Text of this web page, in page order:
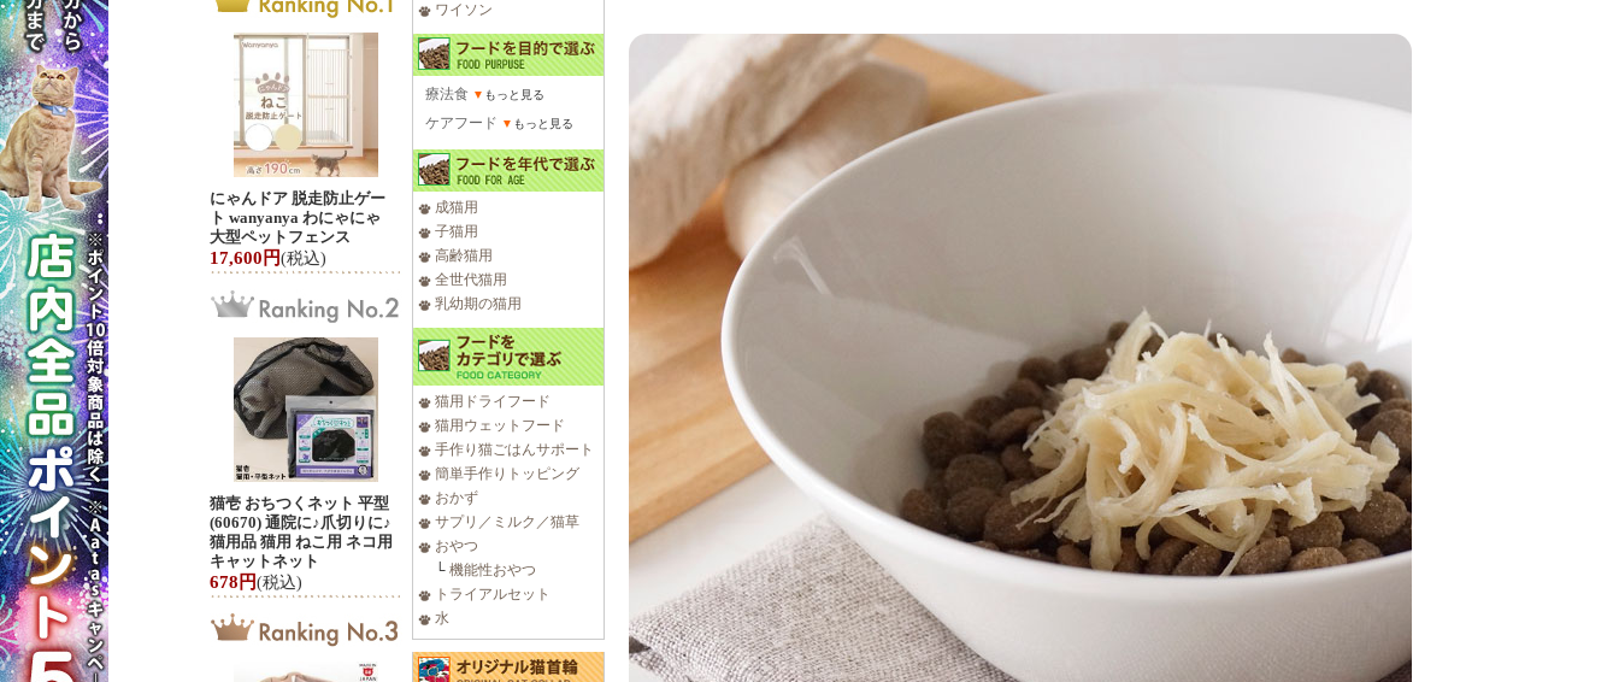
にゃんドア 脱走防止ゲー
ト wanyanya わにゃにゃ
大型ペットフェンス
17,600円(税込)
猫壱 おちつくネット 平型
(60670) 通院に♪爪切りに♪
猫用品 猫用 ねこ用 ネコ用
キャットネット
678円(税込)
ワイソン
療法食 ▼ もっと見る
ケアフード ▼ もっと見る
成猫用
子猫用
高齢猫用
全世代猫用
乳幼期の猫用
猫用ドライフード
猫用ウェットフード
手作り猫ごはんサポート
簡単手作りトッピング
おかず
サプリ／ミルク／猫草
おやつ
└ 機能性おやつ
トライアルセット
水